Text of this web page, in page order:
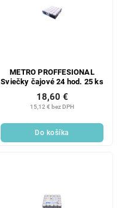
METRO PROFFESIONAL
Sviečky čajové 24 hod. 25 ks
15,12 € bez DPH
18,60 €
Do košíka